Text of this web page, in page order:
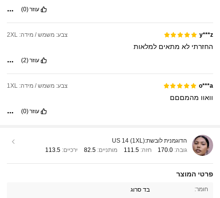
עוזר(0)
y***z צבע: משמש / מידה: 2XL
החזרתילא מתאיםלמלאות
עוזר(2)
o***a צבע: משמש / מידה: 1XL
וואוו מהמםםם
עוזר(0)
הדוגמנית לובשת:US 14 (1XL)
גובה: 170.0 חזה:111.5 מותניים: 82.5 ירכיים: 113.5
פרטי המוצר
חומר: בד סרוג